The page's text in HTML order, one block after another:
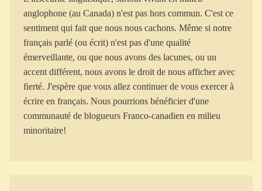
anglophone (au Canada) n'est pas hors commun. C'est ce
sentiment qui fait que nous nous cachons. Même si notre
français parlé (ou écrit) n'est pas d'une qualité
émerveillante, ou que nous avons des lacunes, ou un
accent différent, nous avons le droit de nous afficher avec
fierté. J'espère que vous allez continuer de vous exercer à
écrire en français. Nous pourrions bénéficier d'une
communauté de blogueurs Franco-canadien en milieu